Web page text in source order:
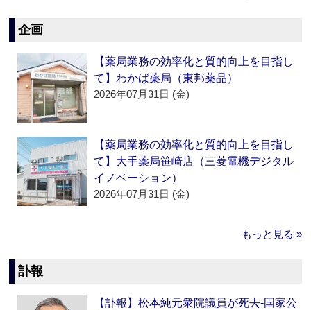
企画
【薬局業務の効率化と質的向上を目指し
て】わかば薬局（東邦薬品）
2026年07月31日 (金)
【薬局業務の効率化と質的向上を目指し
て】大手薬局笹崎店（三菱電機デジタル
イノベーション）
2026年07月31日 (金)
もっと見る »
訃報
【訃報】松本純元衆院議員が死去‐国家公